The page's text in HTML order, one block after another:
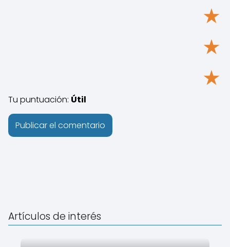
★
★
★
Tu puntuación: Útil
Artículos de interés